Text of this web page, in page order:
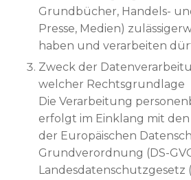
Grundbücher, Handels-
Presse, Medien)
haben und verarbeiten
Zweck der
welcher Rechtsgrundlage
Die Verarbeitung
erfolgt im Einklang mit
der Europäischen
Grundverordnung (DS-
Landesdatenschutzgesetz